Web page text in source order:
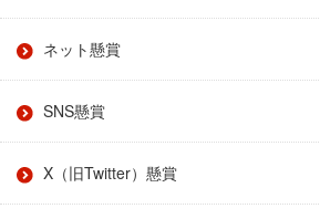
ネット懸賞
SNS懸賞
X（旧Twitter）懸賞